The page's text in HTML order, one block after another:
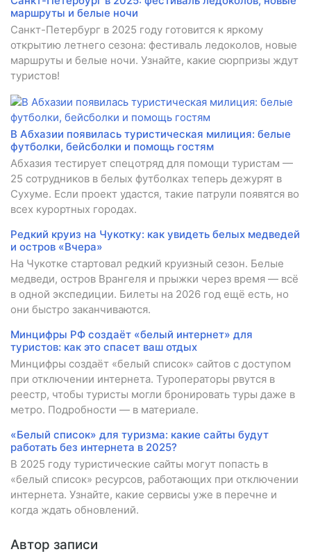
маршруты и белые ночи
Санкт-Петербург в 2025 году готовится к яркому
открытию летнего сезона: фестиваль ледоколов, новые
маршруты и белые ночи. Узнайте, какие сюрпризы ждут
туристов!
В Абхазии появилась туристическая милиция: белые
футболки, бейсболки и помощь гостям
Абхазия тестирует спецотряд для помощи туристам —
25 сотрудников в белых футболках теперь дежурят в
Сухуме. Если проект удастся, такие патрули появятся во
всех курортных городах.
Редкий круиз на Чукотку: как увидеть белых медведей
и остров «Вчера»
На Чукотке стартовал редкий круизный сезон. Белые
медведи, остров Врангеля и прыжки через время — всё
в одной экспедиции. Билеты на 2026 год ещё есть, но
они быстро заканчиваются.
Минцифры РФ создаёт «белый интернет» для
туристов: как это спасет ваш отдых
Минцифры создаёт «белый список» сайтов с доступом
при отключении интернета. Туроператоры рвутся в
реестр, чтобы туристы могли бронировать туры даже в
метро. Подробности — в материале.
«Белый список» для туризма: какие сайты будут
работать без интернета в 2025?
В 2025 году туристические сайты могут попасть в
«белый список» ресурсов, работающих при отключении
интернета. Узнайте, какие сервисы уже в перечне и
когда ждать обновлений.
Автор записи